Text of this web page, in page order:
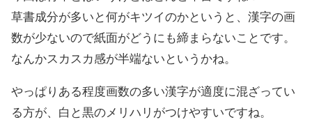
草書成分が多いと何がキツイのかというと、漢字の画
数が少ないので紙面がどうにも締まらないことです。
なんかスカスカ感が半端ないというかね。
やっぱりある程度画数の多い漢字が適度に混ざってい
る方が、白と黒のメリハリがつけやすいですね。